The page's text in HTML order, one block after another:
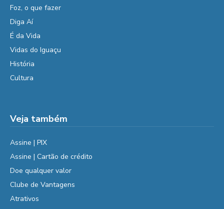
Foz, o que fazer
Diga Aí
É da Vida
Vidas do Iguaçu
História
Cultura
Veja também
Assine | PIX
Assine | Cartão de crédito
Doe qualquer valor
Clube de Vantagens
Atrativos